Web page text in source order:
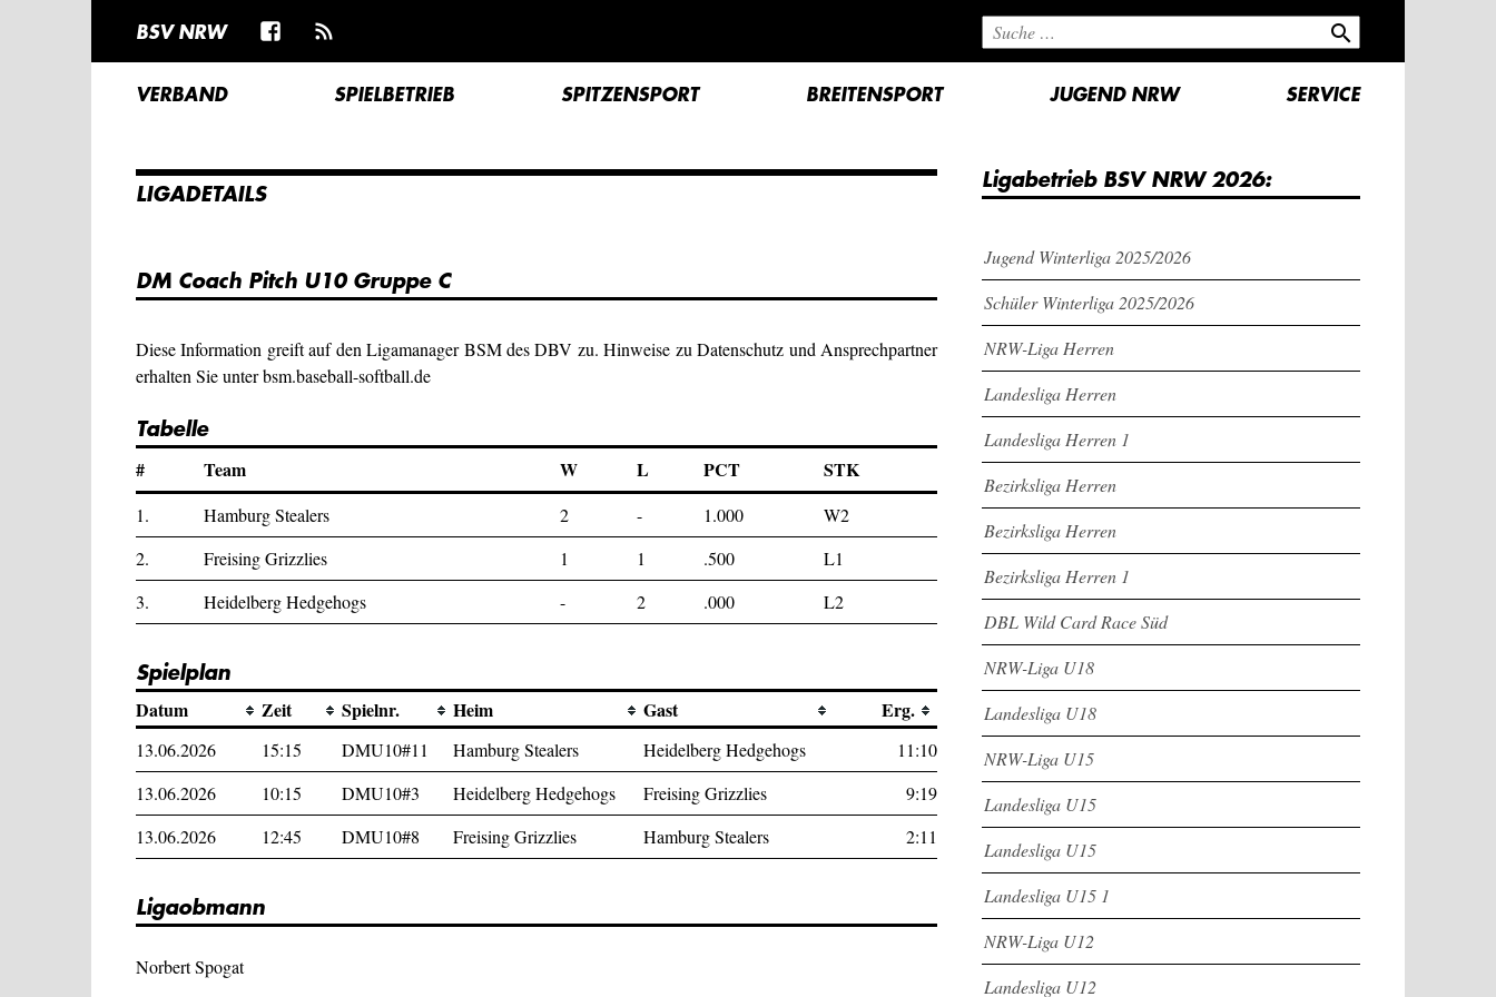
BSV NRW search
VERBAND SPIELBETRIEB SPITZENSPORT BREITENSPORT JUGEND NRW SERVICE
LIGADETAILS
DM Coach Pitch U10 Gruppe C
Diese Information greift auf den Ligamanager BSM des DBV zu. Hinweise zu Datenschutz und Ansprechpartner
erhalten Sie unter bsm.baseball-softball.de
Tabelle
# Team W L PCT STK
1. Hamburg Stealers 2 - 1.000
W2
2.
Freising Grizzlies 1 1 .500
L1
3.
Heidelberg Hedgehogs - 2 .000 L2
Spielplan
Datum Zeit Spielnr. Heim Gast Erg.
13.06.2026 15:15 DMU10#11 Hamburg Stealers Heidelberg Hedgehogs
11:10
13.06.2026
10:15 DMU10#3 Heidelberg Hedgehogs Freising Grizzlies
9:19
13.06.2026
12:45 DMU10#8 Freising Grizzlies Hamburg Stealers 2:11
Ligaobmann
Norbert Spogat
Ligabetrieb BSV NRW 2026:
Jugend Winterliga 2025/2026
Schüler Winterliga 2025/2026
NRW-Liga Herren
Landesliga Herren
Landesliga Herren 1
Bezirksliga Herren
Bezirksliga Herren
Bezirksliga Herren 1
DBL Wild Card Race Süd
NRW-Liga U18
Landesliga U18
NRW-Liga U15
Landesliga U15
Landesliga U15
Landesliga U15 1
NRW-Liga U12
Landesliga U12